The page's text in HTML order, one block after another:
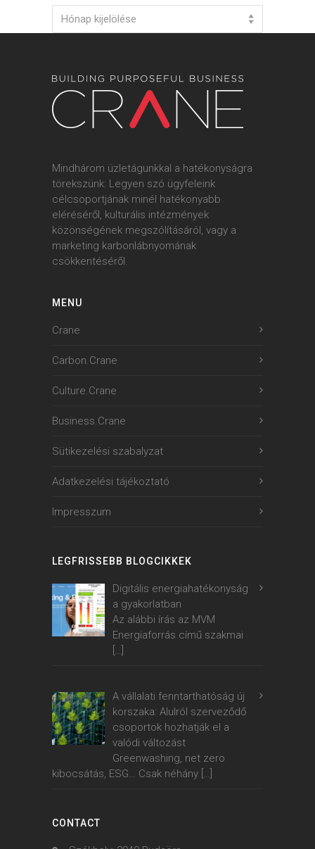
Hónap kijelölése
Mindhárom üzletágunkkal a hatékonyságra
törekszünk: Legyen szó ügyfeleink
célcsoportjának minél hatékonyabb
eléréséről, kulturális intézmények
közönségének megszólításáról, vagy a
marketing karbonlábnyomának
csökkentéséről.
MENU
Crane
Carbon.Crane
Culture.Crane
Business.Crane
Sütikezelési szabalyzat
Adatkezelési tájékoztató
Impresszum
LEGFRISSEBB BLOGCIKKEK
Digitális energiahatékonyság
a gyakorlatban
Az alábbi írás az MVM
Energiaforrás című szakmai
A vállalati fenntarthatóság új
korszaka: Alulról szerveződő
csoportok hozhatják el a
valódi változást
Greenwashing, net zero
kibocsátás, ESG… Csak néhány […]
CONTACT